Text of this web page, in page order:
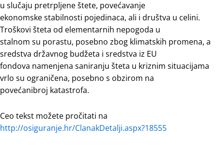
u slučaju pretrpljene štete, povećavanje
ekonomske stabilnosti pojedinaca, ali i društva u celini.
Troškovi šteta od elementarnih nepogoda u
stalnom su porastu, posebno zbog klimatskih promena, a
sredstva državnog budžeta i sredstva iz EU
fondova namenjena saniranju šteta u kriznim situacijama
vrlo su ograničena, posebno s obzirom na
povećanibroj katastrofa.
Ceo tekst možete pročitati na
http://osiguranje.hr/ClanakDetalji.aspx?18555